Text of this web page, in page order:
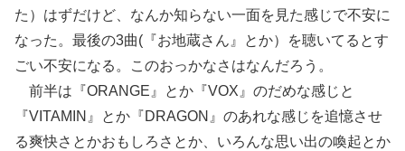
た）はずだけど、なんか知らない一面を見た感じで不安に
なった。最後の3曲(『お地蔵さん』とか）を聴いてるとす
ごい不安になる。このおっかなさはなんだろう。
前半は『ORANGE』とか『VOX』のだめな感じと
『VITAMIN』とか『DRAGON』のあれな感じを追憶させ
る爽快さとかおもしろさとか、いろんな思い出の喚起とか